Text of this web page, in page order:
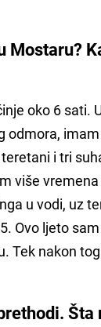
Mostaru?
oko 6 sati.
odmora,
i tri
više
u vodi, uz
Ovo ljeto
Tek nakon
Šta